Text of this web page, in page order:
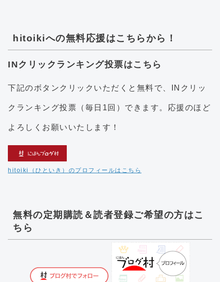
hitoikiへの無料応援はこちらから！
INクリックランキング投票はこちら
下記のボタンクリックいただくと無料で、INクリッ
クランキング投票（毎日1回）できます。応援のほど
よろしくお願いいたします！
hitoiki（ひといき）のプロフィールはこちら
無料の定期購読＆読者登録ご希望の方はこ
ちら